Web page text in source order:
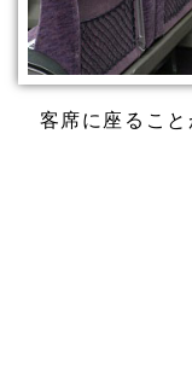
客席に座ること